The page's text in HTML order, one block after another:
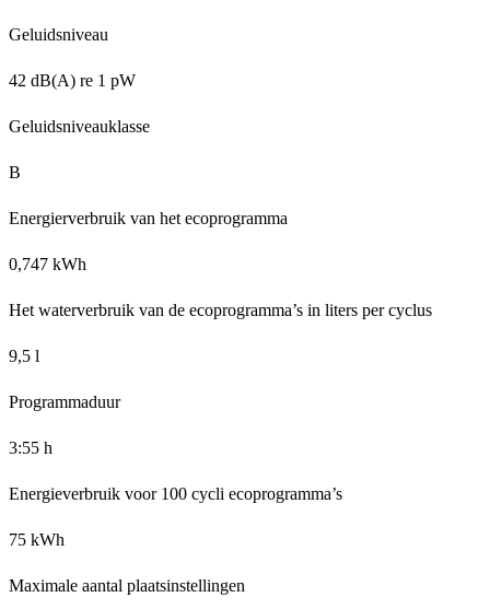
Geluidsniveau
42 dB(A) re 1 pW
Geluidsniveauklasse
B
Energierverbruik van het ecoprogramma
0,747 kWh
Het waterverbruik van de ecoprogramma’s in liters per cyclus
9,5 l
Programmaduur
3:55 h
Energieverbruik voor 100 cycli ecoprogramma’s
75 kWh
Maximale aantal plaatsinstellingen